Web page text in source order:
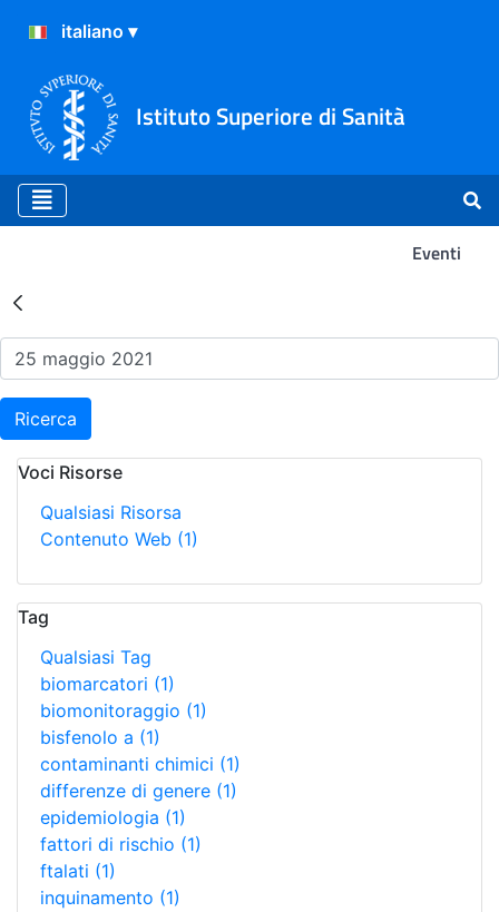
Istituto Superiore di Sanità
Eventi
Risultati della Ricerca -
Ricerca
Voci Risorse
Qualsiasi Risorsa
Contenuto Web (1)
Tag
Qualsiasi Tag
biomarcatori (1)
biomonitoraggio (1)
bisfenolo a (1)
contaminanti chimici (1)
differenze di genere (1)
epidemiologia (1)
fattori di rischio (1)
ftalati (1)
inquinamento (1)